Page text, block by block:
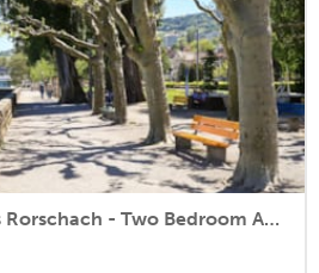
Lakeside Apartments Rorschach - Two Bedroom Apartment